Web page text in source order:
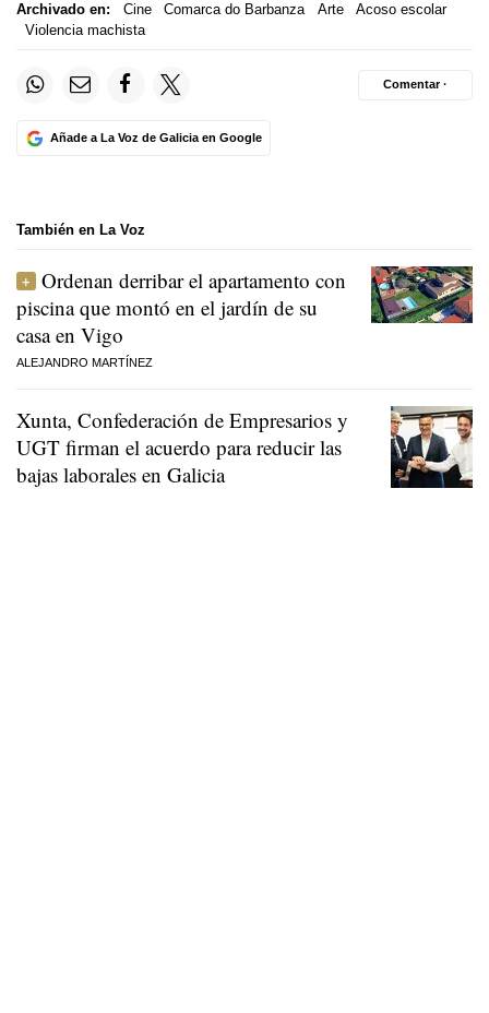
Archivado en: Cine Comarca do Barbanza Arte
Acoso escolar
Violencia machista
Añade a La Voz de Galicia en Google
Comentar ·
También en La Voz
Ordenan derribar el apartamento con
piscina que montó en el jardín de su
casa en Vigo
ALEJANDRO MARTÍNEZ
Xunta, Confederación de Empresarios y
UGT firman el acuerdo para reducir las
bajas laborales en Galicia